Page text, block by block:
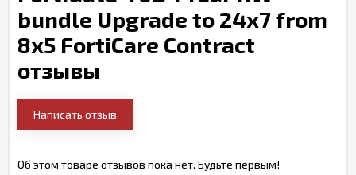
bundle Upgrade to 24x7 from
8x5 FortiCare Contract
отзывы
Написать отзыв
Об этом товаре отзывов пока нет. Будьте первым!